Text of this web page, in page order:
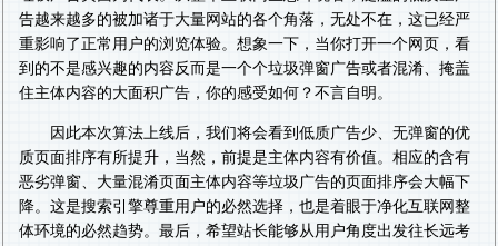
告越来越多的被加诸于大量网站的各个角落，无处不在，这已经严
重影响了正常用户的浏览体验。想象一下，当你打开一个网页，看
到的不是感兴趣的内容反而是一个个垃圾弹窗广告或者混淆、掩盖
住主体内容的大面积广告，你的感受如何？不言自明。
因此本次算法上线后，我们将会看到低质广告少、无弹窗的优
质页面排序有所提升，当然，前提是主体内容有价值。相应的含有
恶劣弹窗、大量混淆页面主体内容等垃圾广告的页面排序会大幅下
降。这是搜索引擎尊重用户的必然选择，也是着眼于净化互联网整
体环境的必然趋势。最后，希望站长能够从用户角度出发往长远考